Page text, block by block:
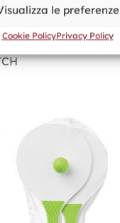
le preferenze
Cookie PolicyPrivacy Policy